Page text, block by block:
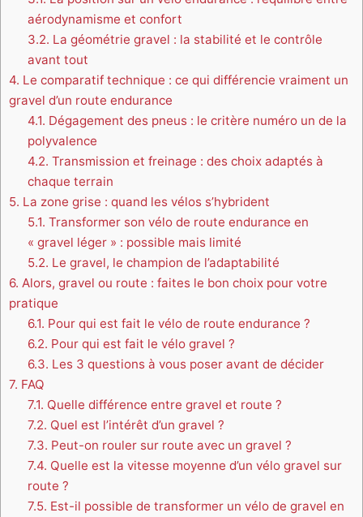
aérodynamisme et confort
3.2. La géométrie gravel : la stabilité et le contrôle
avant tout
4. Le comparatif technique : ce qui différencie vraiment un
gravel d’un route endurance
4.1. Dégagement des pneus : le critère numéro un de la
polyvalence
4.2. Transmission et freinage : des choix adaptés à
chaque terrain
5. La zone grise : quand les vélos s’hybrident
5.1. Transformer son vélo de route endurance en
« gravel léger » : possible mais limité
5.2. Le gravel, le champion de l’adaptabilité
6. Alors, gravel ou route : faites le bon choix pour votre
pratique
6.1. Pour qui est fait le vélo de route endurance ?
6.2. Pour qui est fait le vélo gravel ?
6.3. Les 3 questions à vous poser avant de décider
7. FAQ
7.1. Quelle différence entre gravel et route ?
7.2. Quel est l’intérêt d’un gravel ?
7.3. Peut-on rouler sur route avec un gravel ?
7.4. Quelle est la vitesse moyenne d’un vélo gravel sur
route ?
7.5. Est-il possible de transformer un vélo de gravel en